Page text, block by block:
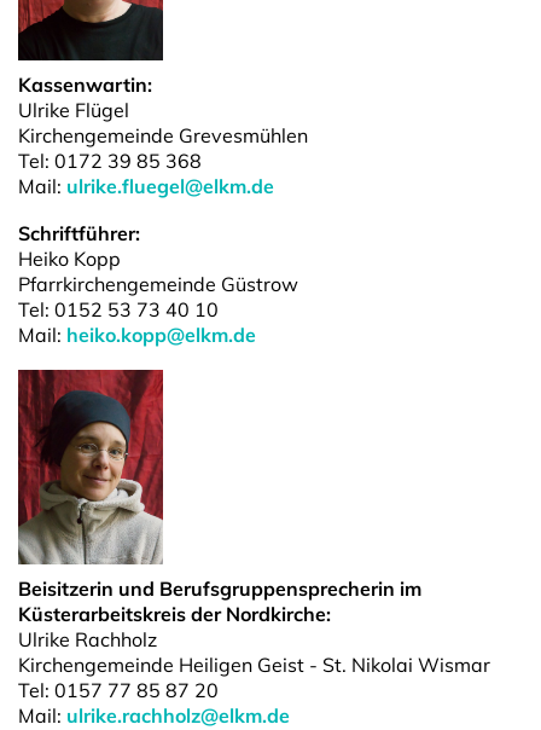
Kassenwartin:
Ulrike Flügel
Kirchengemeinde Grevesmühlen
Tel: 0172 39 85 368
Mail: ulrike.fluegel@elkm.de
Schriftführer:
Heiko Kopp
Pfarrkirchengemeinde Güstrow
Tel: 0152 53 73 40 10
Mail: heiko.kopp@elkm.de
Beisitzerin und Berufsgruppensprecherin im
Küsterarbeitskreis der Nordkirche:
Ulrike Rachholz
Kirchengemeinde Heiligen Geist - St. Nikolai Wismar
Tel: 0157 77 85 87 20
Mail: ulrike.rachholz@elkm.de